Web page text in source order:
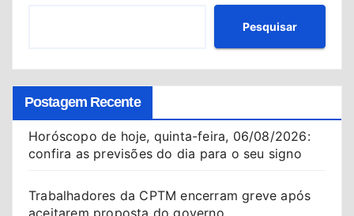
Pesquisar
Postagem Recente
Horóscopo de hoje, quinta-feira, 06/08/2026:
confira as previsões do dia para o seu signo
Trabalhadores da CPTM encerram greve após